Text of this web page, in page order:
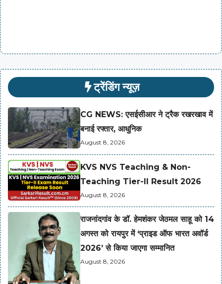
ट्रेंडिंग न्यूज़
CG NEWS: एसईसीआर ने ट्रैक रखरखाव में
बनाई रफ्तार, आधुनिक
August 8, 2026
KVS NVS Teaching & Non-
Teaching Tier-II Result 2026
August 8, 2026
राजनांदगांव के डॉ. हेमशंकर जेठमल साहू को 14
अगस्त को रायपुर में ‘प्राइड ऑफ भारत अवॉर्ड
2026’ से किया जाएगा सम्मानित
August 8, 2026